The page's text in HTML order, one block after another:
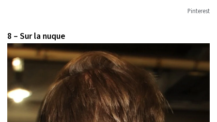
Pinterest
8 – Sur la nuque